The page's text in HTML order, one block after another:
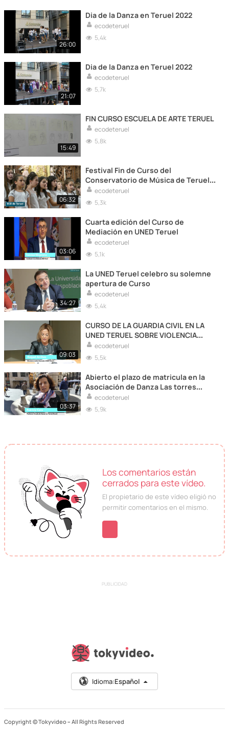
Los comentarios están
cerrados para este vídeo.
El propietario de este vídeo eligió no
permitir comentarios en el mismo.
26:00
Dia de la Danza en Teruel 2022
ecodeteruel
5,4k
21:07
Dia de la Danza en Teruel 2022
ecodeteruel
5,7k
15:49
FIN CURSO ESCUELA DE ARTE TERUEL
ecodeteruel
5,8k
06:32
Festival Fin de Curso del
Conservatorio de Música de Teruel.
Iglesia de San Pedro,15 de junio de
2022
ecodeteruel
5,3k
03:06
Cuarta edición del Curso de
Mediación en UNED Teruel
ecodeteruel
5,1k
34:27
La UNED Teruel celebro su solemne
apertura de Curso
ecodeteruel
5,4k
09:03
CURSO DE LA GUARDIA CIVIL EN LA
UNED TERUEL SOBRE VIOLENCIA
CONTRA MUJERES
ecodeteruel
5,5k
03:37
Abierto el plazo de matricula en la
Asociación de Danza Las torres
(Video).De todo y para todos los
niveles
ecodeteruel
5,9k
PUBLICIDAD
Idioma:Español
Copyright © Tokyvideo – All Rights Reserved